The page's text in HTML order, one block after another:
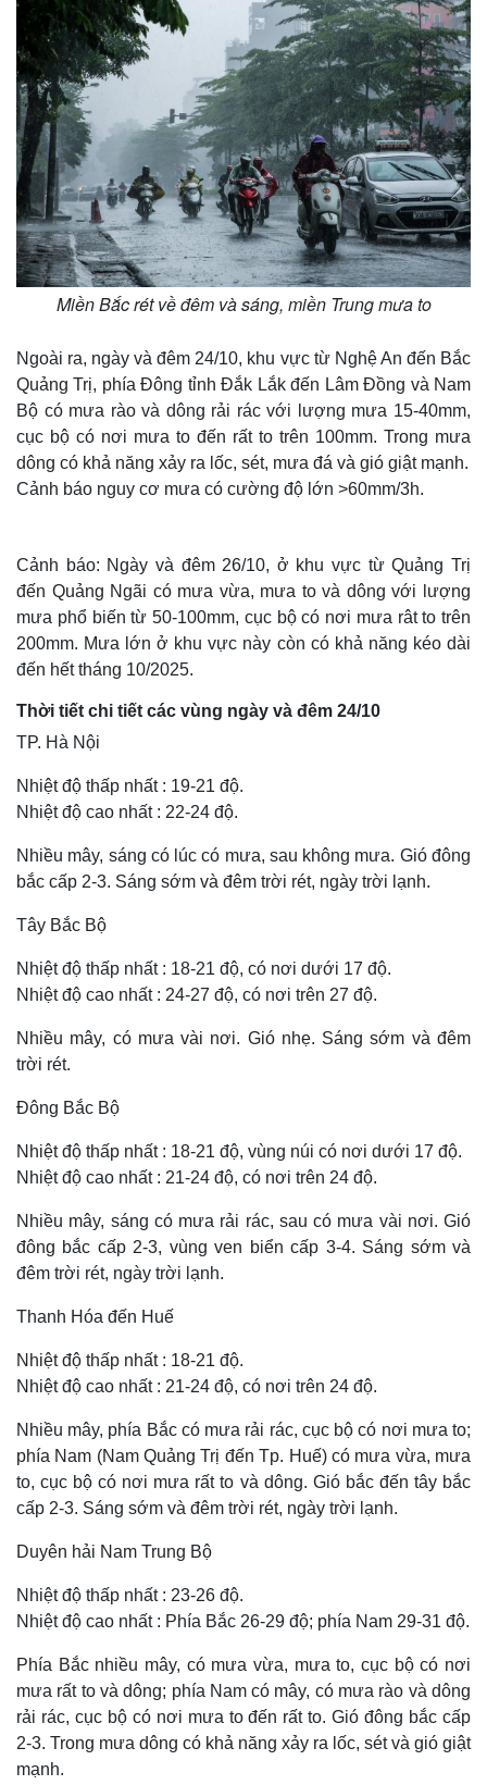
Thế giới
Quan sát
Hồ sơ
Multimedia
E-Magazine
Infographic
Miền Bắc rét về đêm và sáng, miền Trung mưa to
Ngoài ra, ngày và đêm 24/10, khu vực từ Nghệ An đến Bắc
Quảng Trị, phía Đông tỉnh Đắk Lắk đến Lâm Đồng và Nam
Bộ có mưa rào và dông rải rác với lượng mưa 15-40mm,
cục bộ có nơi mưa to đến rất to trên 100mm. Trong mưa
dông có khả năng xảy ra lốc, sét, mưa đá và gió giật mạnh.
Cảnh báo nguy cơ mưa có cường độ lớn >60mm/3h.
Cảnh báo: Ngày và đêm 26/10, ở khu vực từ Quảng Trị
đến Quảng Ngãi có mưa vừa, mưa to và dông với lượng
mưa phổ biến từ 50-100mm, cục bộ có nơi mưa rât to trên
200mm. Mưa lớn ở khu vực này còn có khả năng kéo dài
đến hết tháng 10/2025.
Thời tiết chi tiết các vùng ngày và đêm 24/10
TP. Hà Nội
Nhiệt độ thấp nhất : 19-21 độ.
Nhiệt độ cao nhất : 22-24 độ.
Nhiều mây, sáng có lúc có mưa, sau không mưa. Gió đông
bắc cấp 2-3. Sáng sớm và đêm trời rét, ngày trời lạnh.
Tây Bắc Bộ
Nhiệt độ thấp nhất : 18-21 độ, có nơi dưới 17 độ.
Nhiệt độ cao nhất : 24-27 độ, có nơi trên 27 độ.
Nhiều mây, có mưa vài nơi. Gió nhẹ. Sáng sớm và đêm
trời rét.
Đông Bắc Bộ
Nhiệt độ thấp nhất : 18-21 độ, vùng núi có nơi dưới 17 độ.
Nhiệt độ cao nhất : 21-24 độ, có nơi trên 24 độ.
Nhiều mây, sáng có mưa rải rác, sau có mưa vài nơi. Gió
đông bắc cấp 2-3, vùng ven biển cấp 3-4. Sáng sớm và
đêm trời rét, ngày trời lạnh.
Thanh Hóa đến Huế
Nhiệt độ thấp nhất : 18-21 độ.
Nhiệt độ cao nhất : 21-24 độ, có nơi trên 24 độ.
Nhiều mây, phía Bắc có mưa rải rác, cục bộ có nơi mưa to;
phía Nam (Nam Quảng Trị đến Tp. Huế) có mưa vừa, mưa
to, cục bộ có nơi mưa rất to và dông. Gió bắc đến tây bắc
cấp 2-3. Sáng sớm và đêm trời rét, ngày trời lạnh.
Duyên hải Nam Trung Bộ
Nhiệt độ thấp nhất : 23-26 độ.
Nhiệt độ cao nhất : Phía Bắc 26-29 độ; phía Nam 29-31 độ.
Phía Bắc nhiều mây, có mưa vừa, mưa to, cục bộ có nơi
mưa rất to và dông; phía Nam có mây, có mưa rào và dông
rải rác, cục bộ có nơi mưa to đến rất to. Gió đông bắc cấp
2-3. Trong mưa dông có khả năng xảy ra lốc, sét và gió giật
mạnh.